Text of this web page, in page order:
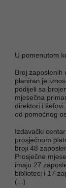
U pomenutom
Broj zaposlenih
planiran je
podijeli sa
mjesečna
direktori i šefovi
od pomoćnog
Izdavački
prosječnom
broji 48
Prosječne
imaju 27
biblioteci i 17
(...)